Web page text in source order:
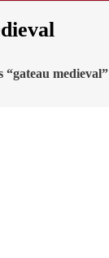
medieval”